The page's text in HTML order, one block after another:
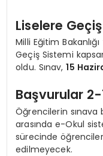
Liselere
Milli Eğitim
Geçiş Sistemi
oldu. Sınav,15
Başvurular 2-
Öğrencilerin sınava
arasında e-Okul
sürecinde
edilmeyecek.